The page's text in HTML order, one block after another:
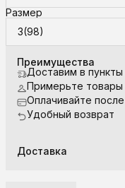
Размер
3(98)
Преимущества
Доставим в
Примерьте
Оплачивайте
Удобный возврат
Доставка